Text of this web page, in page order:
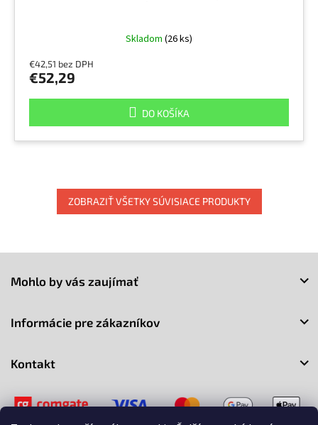
Skladom (26 ks)
€42,51 bez DPH
€52,29
DO KOŠÍKA
ZOBRAZIŤ VŠETKY SÚVISIACE PRODUKTY
Mohlo by vás zaujímať
Informácie pre zákazníkov
Kontakt